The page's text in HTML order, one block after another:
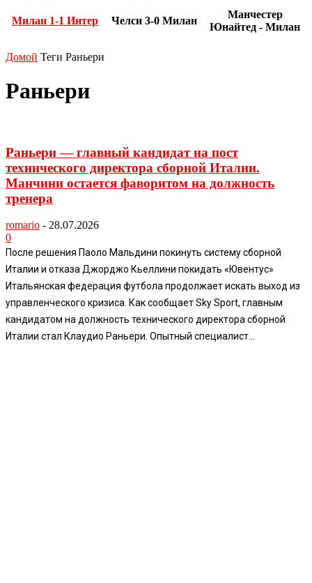
Милан 1-1 Интер Челси 3-0 Милан
Манчестер
Юнайтед - Милан
Домой Теги Раньери
Раньери
Раньери — главный кандидат на пост
технического директора сборной Италии.
Манчини остается фаворитом на должность
тренера
romario - 28.07.2026
0
После решения Паоло Мальдини покинуть систему сборной
Италии и отказа Джорджо Кьеллини покидать «Ювентус»
Итальянская федерация футбола продолжает искать выход из
управленческого кризиса. Как сообщает Sky Sport, главным
кандидатом на должность технического директора сборной
Италии стал Клаудио Раньери. Опытный специалист...